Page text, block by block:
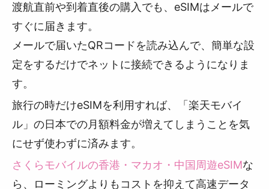
渡航直前や到着直後の購入でも、eSIMはメールで
すぐに届きます。
メールで届いたQRコードを読み込んで、簡単な設
定をするだけでネットに接続できるようになりま
す。
旅行の時だけeSIMを利用すれば、「楽天モバイ
ル」の日本での月額料金が増えてしまうことを気
にせず使わずに済みます。
さくらモバイルの香港・マカオ・中国周遊eSIMな
ら、ローミングよりもコストを抑えて高速データ